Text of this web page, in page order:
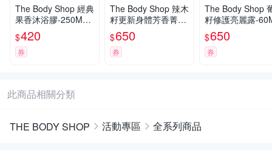
The Body Shop 經典
果香沐浴膠-250ML
(多種款式任選)
$420
券
The Body Shop 辣木
籽更新身體芳香菁
露-100ML
$650
券
The Body Shop
籽修護亮麗露-
$650
券
此商品相關分類
THE BODY SHOP 活動專區 全系列商品